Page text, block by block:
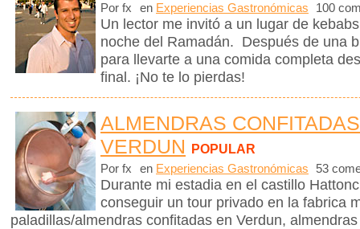
Por fx en Experiencias Gastronómicas 100
Un lector me invitó a un lugar de
noche del Ramadán. Después de una
para llevarte a una comida completa
final. ¡No te lo pierdas!
ALMENDRAS
VERDUN POPULAR
Por fx en Experiencias Gastronómicas 53
Durante mi estadia en el castillo
conseguir un tour privado en la fabrica
paladillas/almendras confitadas en Verdun,